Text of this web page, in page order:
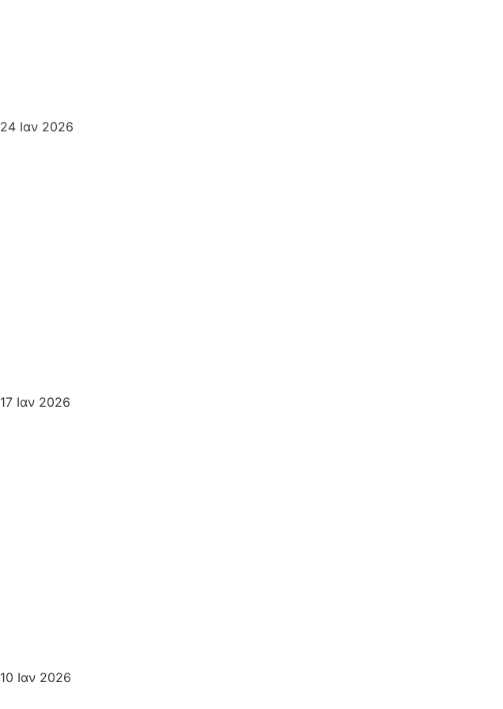
24 Ιαν 2026
17 Ιαν 2026
10 Ιαν 2026